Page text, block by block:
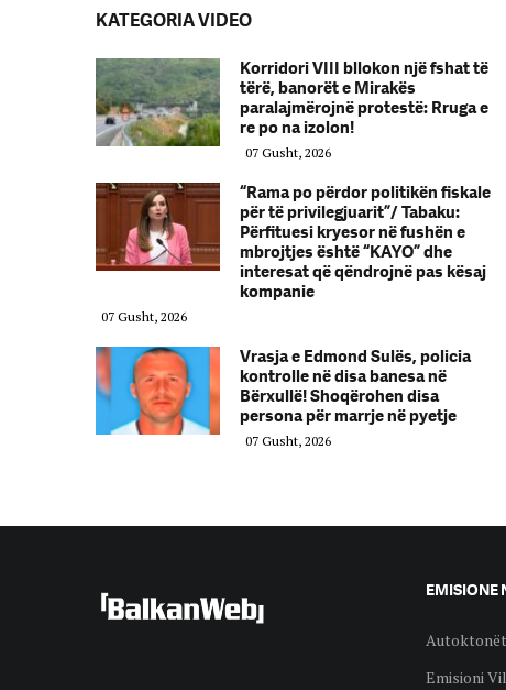
KATEGORIA VIDEO
Korridori VIII bllokon një fshat të
tërë, banorët e Mirakës
paralajmërojnë protestë: Rruga e
re po na izolon!
07 Gusht, 2026
“Rama po përdor politikën fiskale
për të privilegjuarit”/ Tabaku:
Përfituesi kryesor në fushën e
mbrojtjes është “KAYO” dhe
interesat që qëndrojnë pas kësaj
kompanie
07 Gusht, 2026
Vrasja e Edmond Sulës, policia
kontrolle në disa banesa në
Bërxullë! Shoqërohen disa
persona për marrje në pyetje
07 Gusht, 2026
EMISIONE
Autoktonët
Emisioni